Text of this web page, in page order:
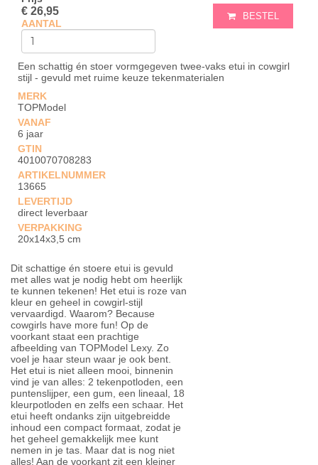
€ 26,95
AANTAL
BESTEL
Een schattig én stoer vormgegeven twee-vaks etui in cowgirl
stijl - gevuld met ruime keuze tekenmaterialen
MERK
TOPModel
VANAF
6 jaar
GTIN
4010070708283
ARTIKELNUMMER
13665
LEVERTIJD
direct leverbaar
VERPAKKING
20x14x3,5 cm
Dit schattige én stoere etui is gevuld
met alles wat je nodig hebt om heerlijk
te kunnen tekenen! Het etui is roze van
kleur en geheel in cowgirl-stijl
vervaardigd. Waarom? Because
cowgirls have more fun! Op de
voorkant staat een prachtige
afbeelding van TOPModel Lexy. Zo
voel je haar steun waar je ook bent.
Het etui is niet alleen mooi, binnenin
vind je van alles: 2 tekenpotloden, een
puntenslijper, een gum, een lineaal, 18
kleurpotloden en zelfs een schaar. Het
etui heeft ondanks zijn uitgebreidde
inhoud een compact formaat, zodat je
het geheel gemakkelijk mee kunt
nemen in je tas. Maar dat is nog niet
alles! Aan de voorkant zit een kleiner